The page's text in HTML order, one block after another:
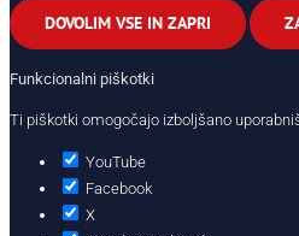
DOVOLIM VSE IN ZAPRI
Funkcionalni piškotki
Ti piškotki omogočajo izboljšano
YouTube
Facebook
X